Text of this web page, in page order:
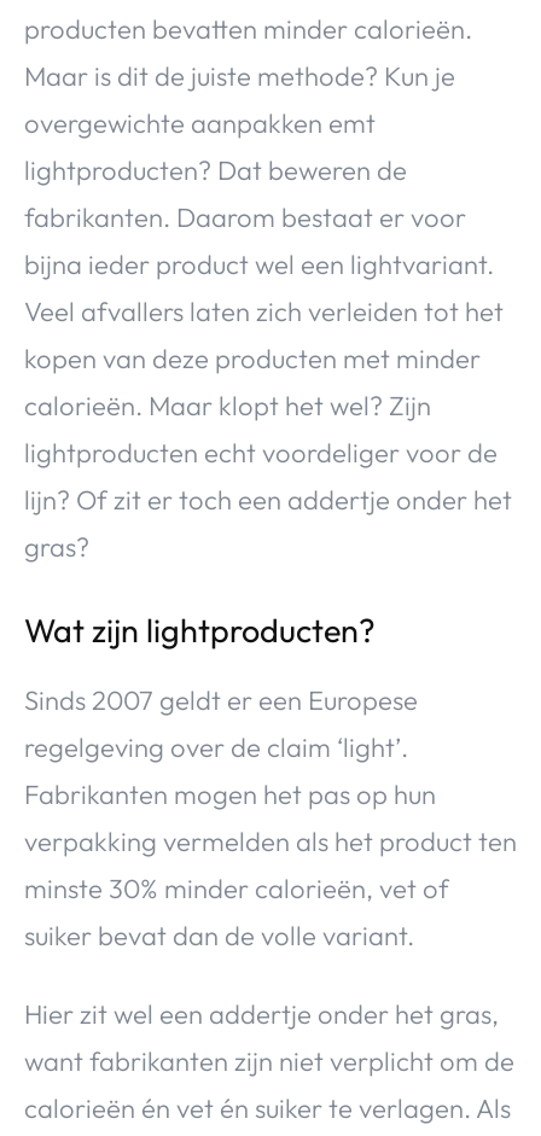
producten bevatten minder calorieën.
Maar is dit de juiste methode? Kun je
overgewichte aanpakken emt
lightproducten? Dat beweren de
fabrikanten. Daarom bestaat er voor
bijna ieder product wel een lightvariant.
Veel afvallers laten zich verleiden tot het
kopen van deze producten met minder
calorieën. Maar klopt het wel? Zijn
lightproducten echt voordeliger voor de
lijn? Of zit er toch een addertje onder het
gras?
Wat zijn lightproducten?
Sinds 2007 geldt er een Europese
regelgeving over de claim ‘light’.
Fabrikanten mogen het pas op hun
verpakking vermelden als het product ten
minste 30% minder calorieën, vet of
suiker bevat dan de volle variant.
Hier zit wel een addertje onder het gras,
want fabrikanten zijn niet verplicht om de
calorieën én vet én suiker te verlagen. Als